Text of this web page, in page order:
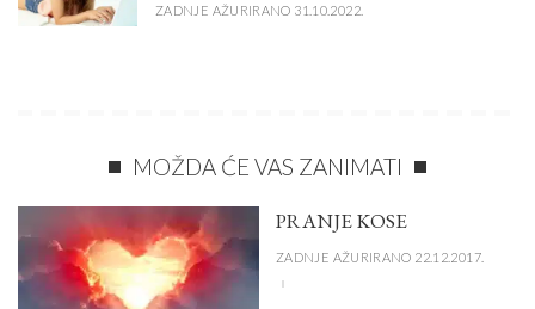
ZADNJE AŽURIRANO 31.10.2022.
MOŽDA ĆE VAS ZANIMATI
PRANJE KOSE
ZADNJE AŽURIRANO 22.12.2017.